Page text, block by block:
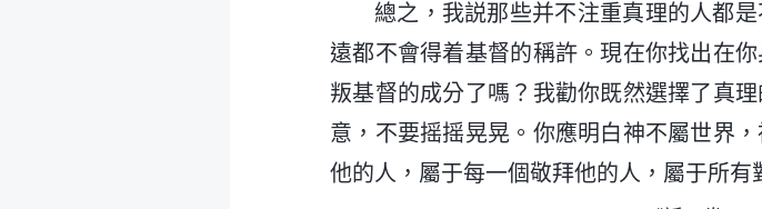
總之，我説那些并不注重真理的人都
遠都不會得着基督的稱許。現在你找出在
叛基督的成分了嗎？我勸你既然選擇了真
意，不要摇摇晃晃。你應明白神不屬世界
他的人，屬于每一個敬拜他的人，屬于所有